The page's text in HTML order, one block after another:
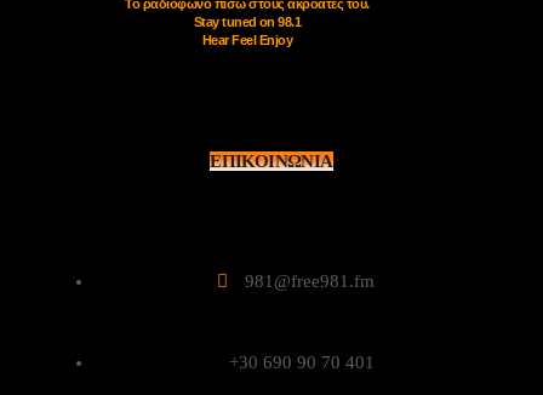
Το ραδιόφωνο πίσω στους ακροατές του.
Stay tuned on 98.1
Hear Feel Enjoy
ΕΠΙΚΟΙΝΩΝΙΑ
981@free981.fm
+30 690 90 70 401